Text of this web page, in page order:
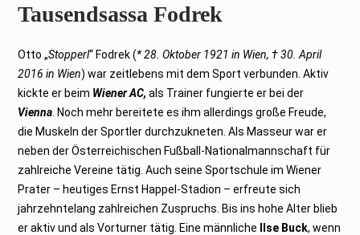
Tausendsassa Fodrek
Otto „Stopperl“ Fodrek (* 28. Oktober 1921 in Wien, † 30. April
2016 in Wien) war zeitlebens mit dem Sport verbunden. Aktiv
kickte er beim Wiener AC, als Trainer fungierte er bei der
Vienna . Noch mehr bereitete es ihm allerdings große Freude,
die Muskeln der Sportler durchzukneten. Als Masseur war er
neben der Österreichischen Fußball-Nationalmannschaft für
zahlreiche Vereine tätig. Auch seine Sportschule im Wiener
Prater – heutiges Ernst Happel-Stadion – erfreute sich
jahrzehntelang zahlreichen Zuspruchs. Bis ins hohe Alter blieb
er aktiv und als Vorturner tätig. Eine männliche Ilse Buck, wenn